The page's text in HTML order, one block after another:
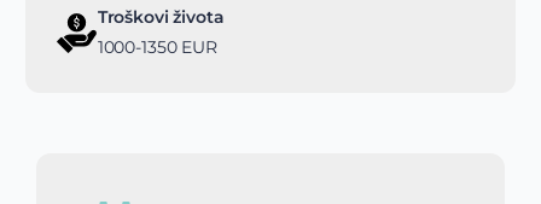
Troškovi života
1000-1350 EUR